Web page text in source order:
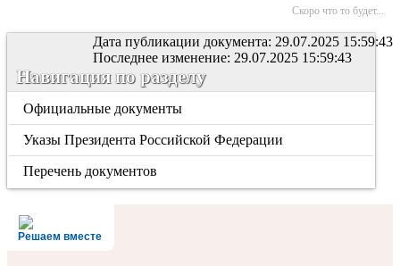
Скоро что то будет...
Дата публикации документа: 29.07.2025 15:59:43
Последнее изменение: 29.07.2025 15:59:43
Навигация по разделу
Официальные документы
Указы Президента Российской Федерации
Перечень документов
Решаем вместе